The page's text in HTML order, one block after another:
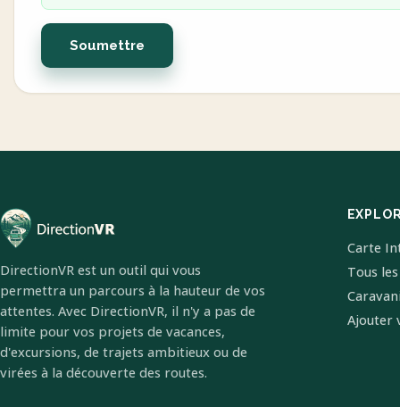
Soumettre
DirectionVR est un outil qui vous
permettra un parcours à la hauteur de vos
attentes. Avec DirectionVR, il n'y a pas de
limite pour vos projets de vacances,
d'excursions, de trajets ambitieux ou de
virées à la découverte des routes.
Carte
Tous
Ajouter